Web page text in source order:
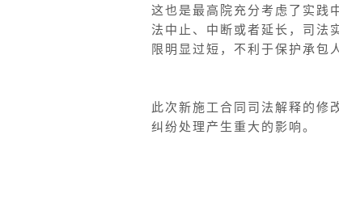
这也是最高院充分考虑了实践
法中止、中断或者延长，司法
限明显过短，不利于保护承包
此次新施工合同司法解释的修
纠纷处理产生重大的影响。